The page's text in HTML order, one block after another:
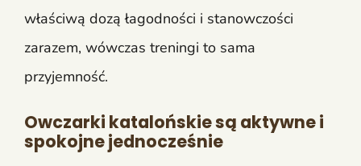
właściwą dozą łagodności i stanowczości
zarazem, wówczas treningi to sama
przyjemność.
Owczarki katalońskie są aktywne i
spokojne jednocześnie